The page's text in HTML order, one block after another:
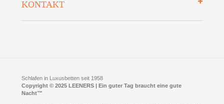
Preisgarantie
Presse
Jobs
Fotoalbum
KONTAKT
Neuer Showroom für unsere Onlineartikel.
Schlafen in Luxusbetten seit 1958
Copyright © 2025 LEENERS | Ein guter Tag braucht eine gute
Nacht™